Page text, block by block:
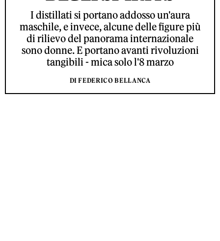
I distillati si portano addosso un'aura
maschile, e invece, alcune delle figure più
di rilievo del panorama internazionale
sono donne. E portano avanti rivoluzioni
tangibili - mica solo l'8 marzo
DI FEDERICO BELLANCA